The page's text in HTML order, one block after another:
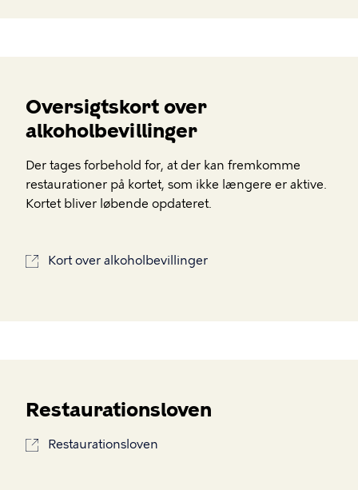
Oversigtskort over
alkoholbevillinger
Der tages forbehold for, at der kan fremkomme
restaurationer på kortet, som ikke længere er aktive.
Kortet bliver løbende opdateret.
Kort over alkoholbevillinger
Restaurationsloven
Restaurationsloven